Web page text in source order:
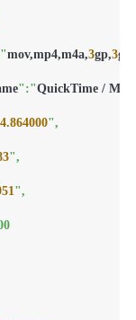
mov,mp4,m4a,3gp,3g2
":"QuickTime /
",
",
",